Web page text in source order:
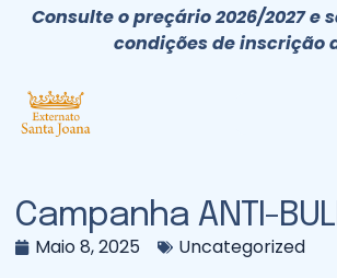
Consulte o preçário 2026/2027 e
condições de inscrição
Campanha ANTI-
Maio 8, 2025 Uncategorized